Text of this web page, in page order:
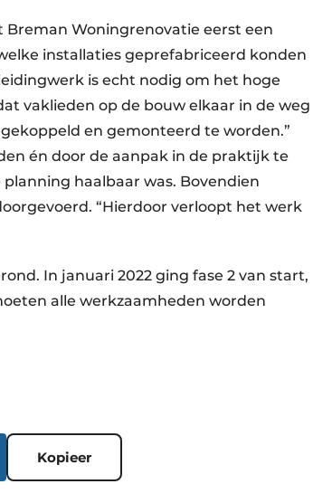
Woningrenovatie eerst een
installaties geprefabriceerd konden
is echt nodig om het hoge
vaklieden op de bouw elkaar in de weg
en gemonteerd te worden.”
én door de aanpak in de praktijk te
haalbaar was. Bovendien
“Hierdoor verloopt het werk
In januari 2022 ging fase 2 van start,
alle werkzaamheden worden
Kopieer